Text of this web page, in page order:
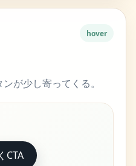
hover
が少し寄ってくる。
CTA